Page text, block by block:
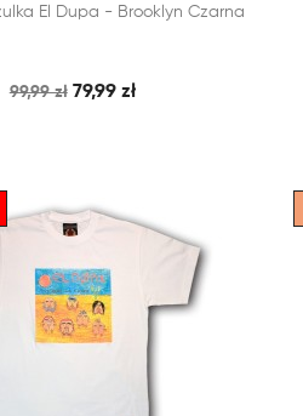
KOSZYKA  SZYBKI PODGLĄD
El Dupa - Brooklyn Czarna
99,99 zł 79,99 zł